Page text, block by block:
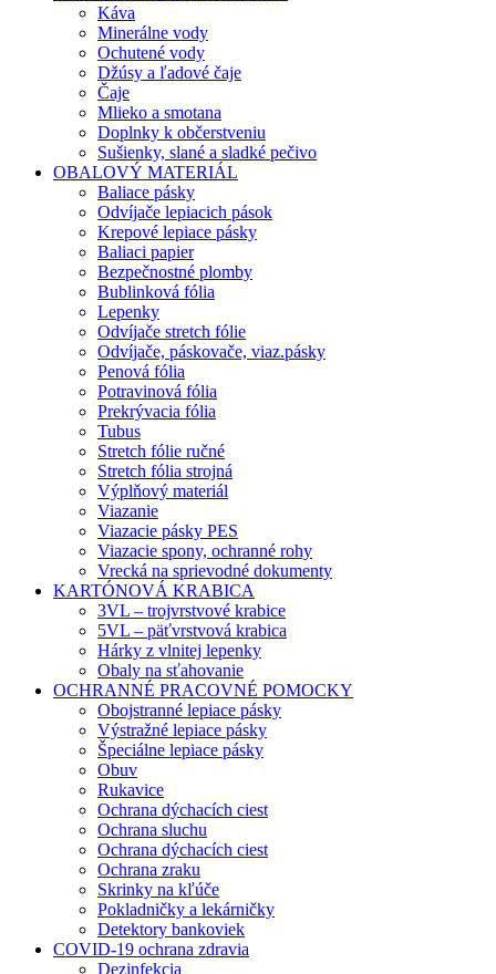
Káva
Minerálne vody
Ochutené vody
Džúsy a ľadové čaje
Čaje
Mlieko a smotana
Doplnky k občerstveniu
Sušienky, slané a sladké pečivo
OBALOVÝ MATERIÁL
Baliace pásky
Odvíjače lepiacich pások
Krepové lepiace pásky
Baliaci papier
Bezpečnostné plomby
Bublinková fólia
Lepenky
Odvíjače stretch fólie
Odvíjače, páskovače, viaz.pásky
Penová fólia
Potravinová fólia
Prekrývacia fólia
Tubus
Stretch fólie ručné
Stretch fólia strojná
Výplňový materiál
Viazanie
Viazacie pásky PES
Viazacie spony, ochranné rohy
Vrecká na sprievodné dokumenty
KARTÓNOVÁ KRABICA
3VL – trojvrstvové krabice
5VL – päťvrstvová krabica
Hárky z vlnitej lepenky
Obaly na sťahovanie
OCHRANNÉ PRACOVNÉ POMOCKY
Obojstranné lepiace pásky
Výstražné lepiace pásky
Špeciálne lepiace pásky
Obuv
Rukavice
Ochrana dýchacích ciest
Ochrana sluchu
Ochrana dýchacích ciest
Ochrana zraku
Skrinky na kľúče
Pokladničky a lekárničky
Detektory bankoviek
COVID-19 ochrana zdravia
Dezinfekcia